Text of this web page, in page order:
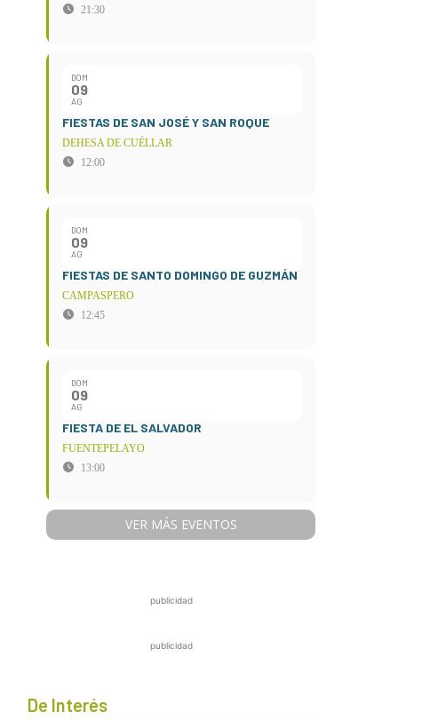
21:30
DOM
09
AG
FIESTAS DE SAN JOSÉ Y SAN ROQUE
DEHESA DE CUÉLLAR
12:00
DOM
09
AG
FIESTAS DE SANTO DOMINGO DE GUZMÁN
CAMPASPERO
12:45
DOM
09
AG
FIESTA DE EL SALVADOR
FUENTEPELAYO
13:00
VER MÁS EVENTOS
publicidad
publicidad
De Interés